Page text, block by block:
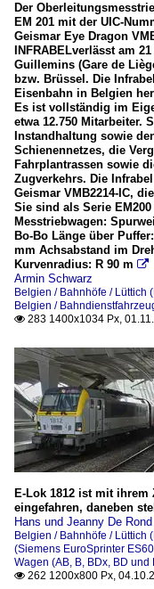
Der
EM 201 mit der UIC-
Geismar Eye Dragon
INFRABELverlässt am
Guillemins (Gare de
bzw. Brüssel. Die
Eisenbahn in Belgien
Es ist vollständig im
etwa 12.750 Mitarbeiter.
Instandhaltung sowie
Schienennetzes, die
Fahrplantrassen sowie
Zugverkehrs. Die
Geismar VMB2214-IC,
Sie sind als Serie EM200
Messtriebwagen:
Bo-Bo Länge über
mm Achsabstand im
Kurvenradius: R 90 m 
Armin Schwarz
Belgien / Bahnhöfe / Lüttich
Belgien /
 283 1400x1034 Px,
E-Lok 1812 ist mit
eingefahren, daneben
Hans und Jeanny De Rond
Belgien / Bahnhöfe / Lüttich
(Siemens EuroSprinter
Wagen (AB, B, BDx, BD und
 262 1200x800 Px,